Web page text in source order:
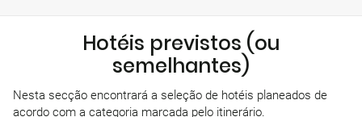
Hotéis previstos (ou
semelhantes)
Nesta secção encontrará a seleção de hotéis planeados de
acordo com a categoria marcada pelo itinerário.